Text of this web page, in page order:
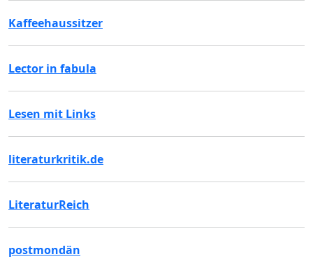
Kaffeehaussitzer
Lector in fabula
Lesen mit Links
literaturkritik.de
LiteraturReich
postmondän